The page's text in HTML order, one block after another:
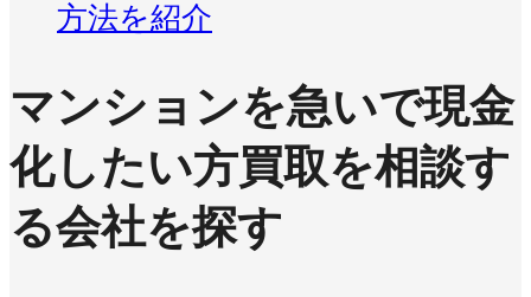
方法を紹介
マンションを急いで現金
化したい方買取を相談す
る会社を探す